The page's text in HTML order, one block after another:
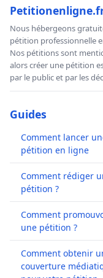
Nous hébergeons
pétition professionnelle
Nos pétitions sont
alors créer une pétition
par le public et par les
Guides
Comment lancer
pétition en ligne
Comment rédiger
pétition ?
Comment
une pétition ?
Comment obtenir
couverture